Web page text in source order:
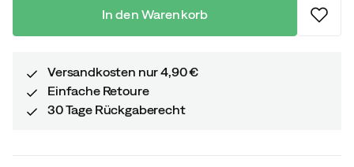
In den Warenkorb
Versandkosten nur 4,90 €
Einfache Retoure
30 Tage Rückgaberecht